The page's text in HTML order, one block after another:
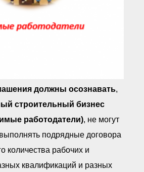
должны осознавать,
строительный бизнес
работодатели), не могут
подрядные договора
количества рабочих и
квалификаций и разных